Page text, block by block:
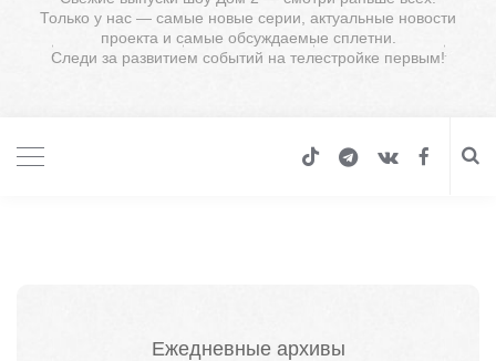
Только у нас — самые новые серии, актуальные новости
проекта и самые обсуждаемые сплетни.
Следи за развитием событий на телестройке первым!
Ежедневные архивы